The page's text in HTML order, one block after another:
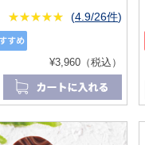
★★★★★
★★★★★ (4.9/26件)
¥3,960（税込）